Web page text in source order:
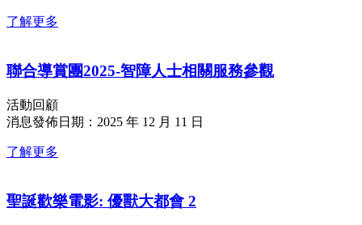
了解更多
聯合導賞團2025-智障人士相關服務參觀
活動回顧
消息發佈日期：2025 年 12 月 11 日
了解更多
聖誕歡樂電影: 優獸大都會 2